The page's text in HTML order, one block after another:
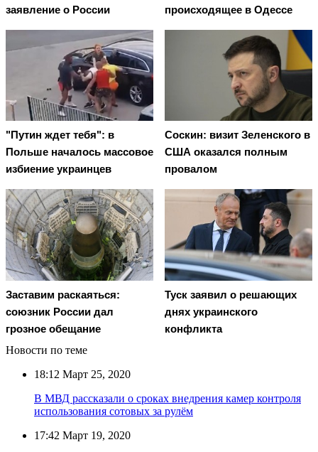
заявление о России
происходящее в Одессе
"Путин ждет тебя": в
Польше началось массовое
избиение украинцев
Соскин: визит Зеленского в
США оказался полным
провалом
Заставим раскаяться:
союзник России дал
грозное обещание
Туск заявил о решающих
днях украинского
конфликта
Новости по теме
18:12 Март 25, 2020
В МВД рассказали о сроках внедрения камер контроля
использования сотовых за рулём
17:42 Март 19, 2020